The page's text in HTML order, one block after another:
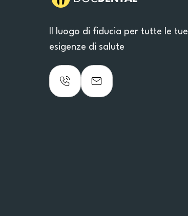
Il luogo di fiducia per tutte le tue
esigenze di salute